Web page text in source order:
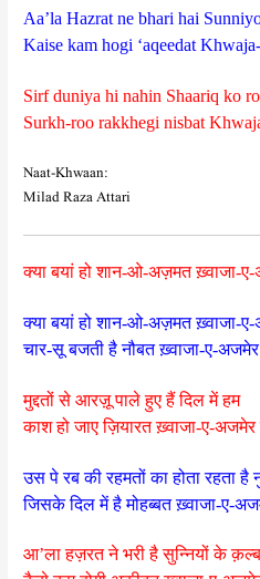
Aa’la Hazrat ne bhari hai
Kaise kam hogi ‘aqeedat
Sirf duniya hi nahin Shaariq ko
Surkh-roo rakkhegi nisbat
Naat-Khwaan:
Milad Raza Attari
क्या बयां हो शान-ओ-अज़मत ख़्वाजा-
क्या बयां हो शान-ओ-अज़मत ख़्वाजा-
चार-सू बजती है नौबत ख़्वाजा-ए-
मुद्दतों से आरज़ू पाले हुए हैं दिल में हम
काश हो जाए ज़ियारत ख़्वाजा-ए-अजमेर
उस पे रब की रहमतों का होता रहता
जिसके दिल में है मोहब्बत ख़्वाजा-ए-
आ’ला हज़रत ने भरी है सुन्नियों के